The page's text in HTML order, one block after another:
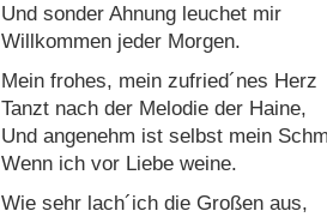
Und sonder Ahnung leuchet mir
Willkommen jeder Morgen.
Mein frohes, mein zufried´nes Herz
Tanzt nach der Melodie der Haine,
Und angenehm ist selbst mein
Wenn ich vor Liebe weine.
Wie sehr lach´ich die Großen aus,